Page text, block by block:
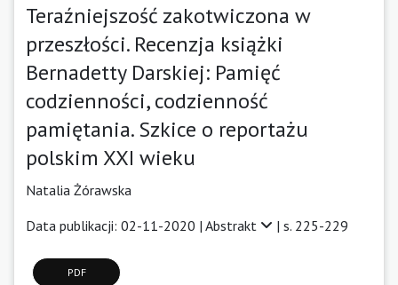
Teraźniejszość zakotwiczona w
przeszłości. Recenzja książki
Bernadetty Darskiej: Pamięć
codzienności, codzienność
pamiętania. Szkice o reportażu
polskim XXI wieku
Natalia Żórawska
Data publikacji: 02-11-2020 | Abstrakt | s. 225-229
PDF